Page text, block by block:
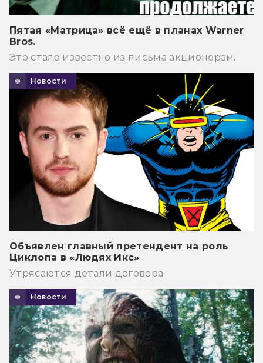
Пятая «Матрица» всё ещё в планах Warner
Bros.
Это стало известно из письма акционерам.
Новости
Объявлен главный претендент на роль
Циклопа в «Людях Икс»
Утрясаются детали договора.
Новости